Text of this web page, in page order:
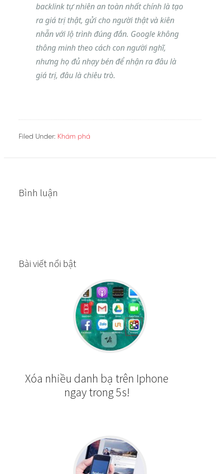
backlink tự nhiên an toàn nhất chính là tạo
ra giá trị thật, gửi cho người thật và kiên
nhẫn với lộ trình đúng đắn. Google không
thông minh theo cách con người nghĩ,
nhưng họ đủ nhạy bén để nhận ra đâu là
giá trị, đâu là chiêu trò.
Filed Under: Khám phá
Bình luận
Bài viết nổi bật
Xóa nhiều danh bạ trên Iphone
ngay trong 5s!